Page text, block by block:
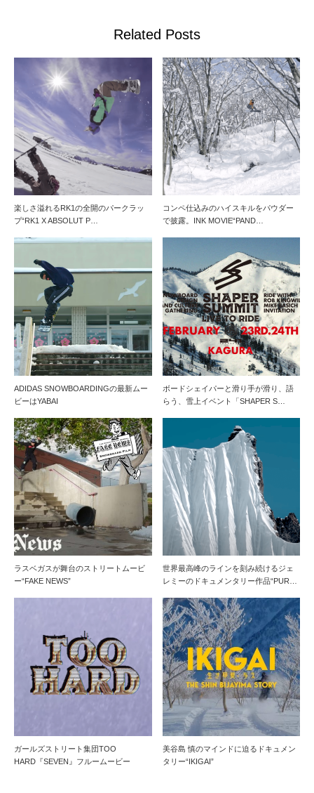
Related Posts
楽しさ溢れるRK1の全開のパークラッ
プ“RK1 X ABSOLUT P…
コンペ仕込みのハイスキルをパウダー
で披露。INK MOVIE“PAND…
ADIDAS SNOWBOARDINGの最新ムー
ビーはYABAI
ボードシェイパーと滑り手が滑り、語
らう、雪上イベント「SHAPER S…
ラスベガスが舞台のストリートムービ
ー“FAKE NEWS”
世界最高峰のラインを刻み続けるジェ
レミーのドキュメンタリー作品“PUR…
ガールズストリート集団TOO
HARD『SEVEN』フルームービー
美谷島 慎のマインドに迫るドキュメン
タリー“IKIGAI”